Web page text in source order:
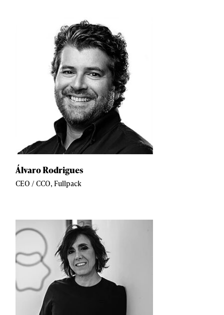
Álvaro Rodrigues
CEO / CCO, Fullpack